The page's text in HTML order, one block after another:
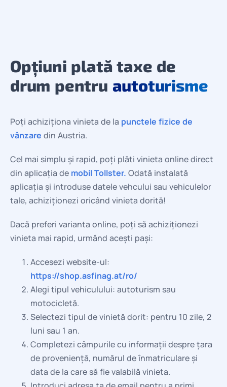
Opțiuni plată taxe de
drum pentru autoturisme
Poți achiziționa vinieta de la punctele fizice de
vânzare din Austria.
Cel mai simplu și rapid, poți plăti vinieta online direct
din aplicația de mobil Tollster. Odată instalată
aplicația și introduse datele vehcului sau vehiculelor
tale, achiziționezi oricând vinieta dorită!
Dacă preferi varianta online, poți să achiziționezi
vinieta mai rapid, urmând acești pași:
Accesezi website-ul:
https://shop.asfinag.at/ro/
Alegi tipul vehiculului: autoturism sau
motocicletă.
Selectezi tipul de vinietă dorit: pentru 10 zile, 2
luni sau 1 an.
Completezi câmpurile cu informații despre țara
de proveniență, numărul de înmatriculare și
data de la care să fie valabilă vinieta.